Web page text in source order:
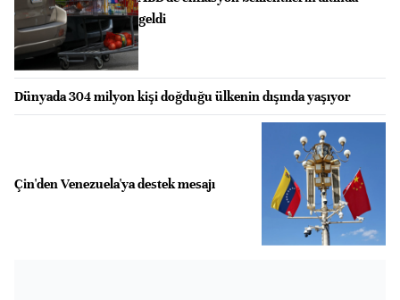
geldi
Dünyada 304 milyon kişi doğduğu ülkenin dışında yaşıyor
Çin'den Venezuela'ya destek mesajı